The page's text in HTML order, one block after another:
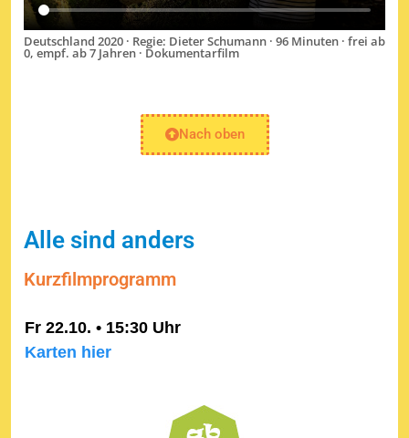
Deutschland 2020 · Regie: Dieter Schumann · 96 Minuten · frei ab
0, empf. ab 7 Jahren · Dokumentarfilm
Nach oben
Alle sind anders
Kurzfilmprogramm
Fr 22.10. • 15:30 Uhr
Karten hier